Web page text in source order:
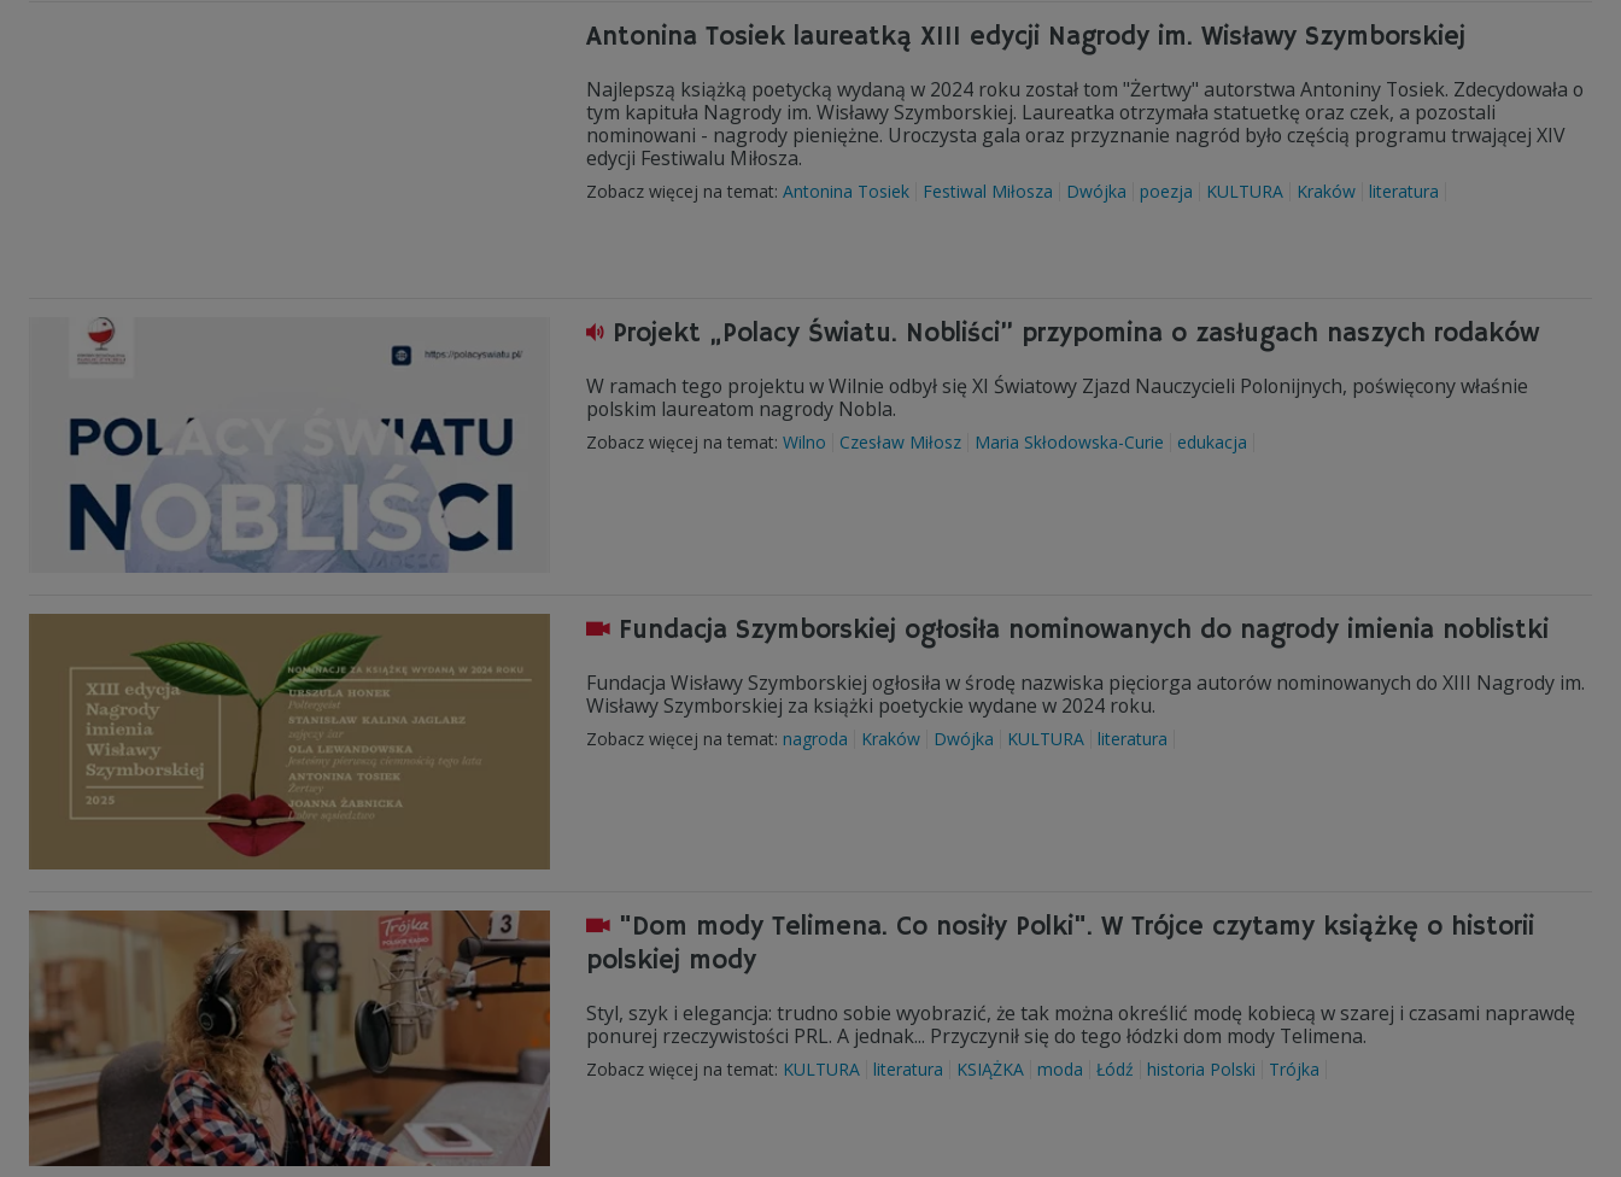
Antonina Tosiek laureatką XIII edycji Nagrody im. Wisławy Szymborskiej
Najlepszą książką poetycką wydaną w 2024 roku został tom "Żertwy" autorstwa Antoniny Tosiek. Zdecydowała o
tym kapituła Nagrody im. Wisławy Szymborskiej. Laureatka otrzymała statuetkę oraz czek, a pozostali
nominowani - nagrody pieniężne. Uroczysta gala oraz przyznanie nagród było częścią programu trwającej XIV
edycji Festiwalu Miłosza.
Zobacz więcej na temat: Antonina Tosiek Festiwal Miłosza Dwójka poezja KULTURA Kraków literatura
Projekt „Polacy Światu. Nobliści” przypomina o zasługach naszych rodaków
W ramach tego projektu w Wilnie odbył się XI Światowy Zjazd Nauczycieli Polonijnych, poświęcony właśnie
polskim laureatom nagrody Nobla.
Zobacz więcej na temat: Wilno Czesław Miłosz Maria Skłodowska-Curie edukacja
Fundacja Szymborskiej ogłosiła nominowanych do nagrody imienia noblistki
Fundacja Wisławy Szymborskiej ogłosiła w środę nazwiska pięciorga autorów nominowanych do XIII Nagrody im.
Wisławy Szymborskiej za książki poetyckie wydane w 2024 roku.
Zobacz więcej na temat: nagroda Kraków Dwójka KULTURA literatura
"Dom mody Telimena. Co nosiły Polki". W Trójce czytamy książkę o historii
polskiej mody
Styl, szyk i elegancja: trudno sobie wyobrazić, że tak można określić modę kobiecą w szarej i czasami naprawdę
ponurej rzeczywistości PRL. A jednak... Przyczynił się do tego łódzki dom mody Telimena.
Zobacz więcej na temat: KULTURA literatura KSIĄŻKA moda Łódź historia Polski Trójka